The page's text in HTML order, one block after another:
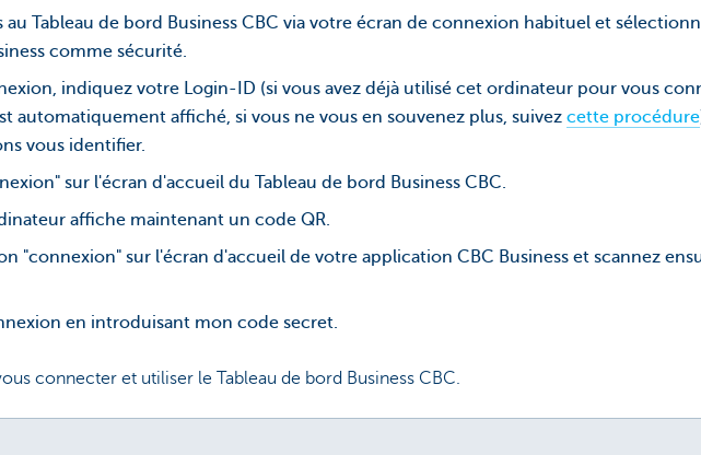
Tableau de bord Business CBC via votre écran de connexion habituel et
comme sécurité.
indiquez votre Login-ID (si vous avez déjà utilisé cet ordinateur pour vous
automatiquement affiché, si vous ne vous en souvenez plus, suivez cette procédure
vous identifier.
sur l'écran d'accueil du Tableau de bord Business CBC.
affiche maintenant un code QR.
"connexion" sur l'écran d'accueil de votre application CBC Business et scannez
en introduisant mon code secret.
connecter et utiliser le Tableau de bord Business CBC.